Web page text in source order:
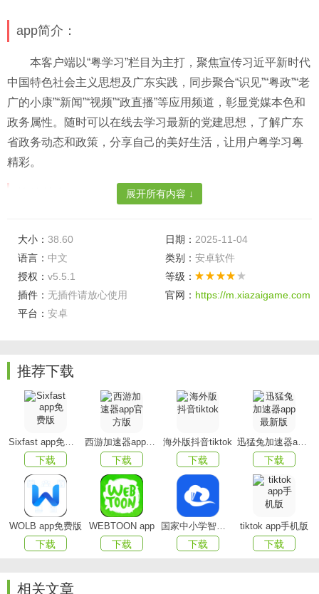
app简介：
本客户端以“粤学习”栏目为主打，聚焦宣传习近平新时代
中国特色社会主义思想及广东实践，同步聚合“识见”“粤政”“老
广的小康”“新闻”“视频”“政直播”等应用频道，彰显党媒本色和
政务属性。随时可以在线去学习最新的党建思想，了解广东
省政务动态和政策，分享自己的美好生活，让用户粤学习粤
精彩。
轻松的就在软件内找到自己需要资讯。
在线学习很轻松，软件内的一些可以让你学习的资源以
及相应的资料还是很丰富前面的。
政务信息透明公开，对于一些政务都是会在软件内发布
首页设置很轻松，你可以设置属于你自己的首页来让自
头条资讯在线观看，像是现在的一些比较重要的资讯，
手机版亮点：
“政直播”
实时集纳由南方网执行的我省各级党政机关新闻发布会
网上直播，第一时间向社会发布权威信息，同时集纳其他可
各个应用版块之间可快速切换，以贴近性的内容产品和多样
展开所有内容 ↓
大小： 38.60 日期： 2025-11-04
语言： 中文 类别： 安卓软件
授权： v5.5.1
等级：
插件： 无插件请放心使用 官网： https://m.xiazaigame.com
平台： 安卓
推荐下载
Sixfast app免费版
下载
西游加速器app官方版
下载
海外版抖音tiktok
下载
迅猛兔加速器app最新版
下载
WOLB app免费版
下载
WEBTOON app
下载
国家中小学智慧教育平台app(智慧中小学)
下载
tiktok app手机版
下载
相关文章